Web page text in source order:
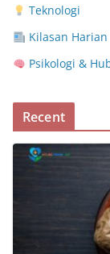
Teknologi
Kilasan Harian
Psikologi &
Recent